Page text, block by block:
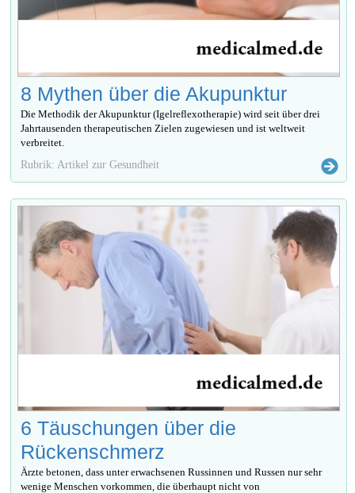
8 Mythen über die Akupunktur
Die Methodik der Akupunktur (Igelreflexotherapie) wird seit über drei
Jahrtausenden therapeutischen Zielen zugewiesen und ist weltweit
verbreitet.
Rubrik: Artikel zur Gesundheit
6 Täuschungen über die
Rückenschmerz
Ärzte betonen, dass unter erwachsenen Russinnen und Russen nur sehr
wenige Menschen vorkommen, die überhaupt nicht von